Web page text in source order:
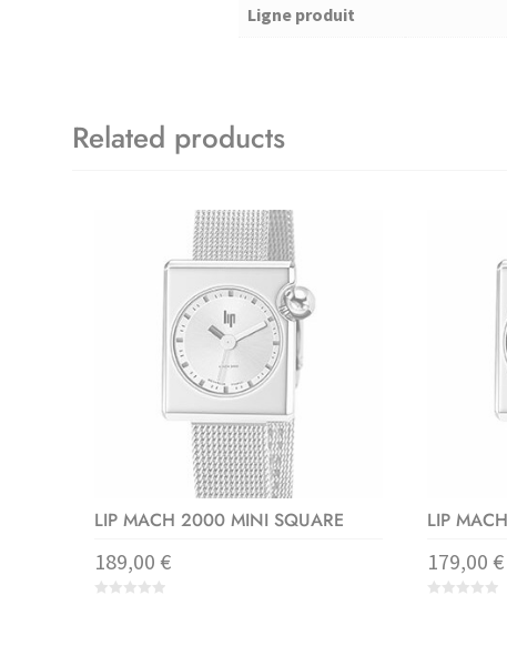
Ligne produit
Related products
LIP MACH 2000 MINI SQUARE
189,00 €
LIP
179,00 €